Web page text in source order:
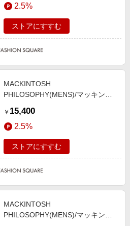
ネイビー2 38
2.5%
ストアにすすむ
MACKINTOSH
PHILOSOPHY(MENS)/マッキント
ダンボールニット スピンドルロンT
ネイビー3 38
￥ 15,400
2.5%
ストアにすすむ
MACKINTOSH
PHILOSOPHY(MENS)/マッキント